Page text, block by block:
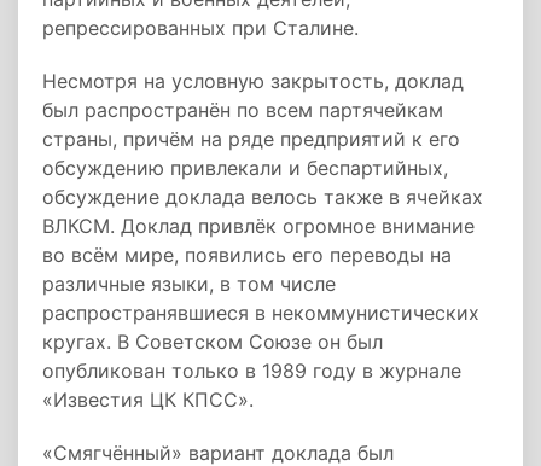
репрессированных при Сталине.
Несмотря на условную закрытость, доклад
был распространён по всем партячейкам
страны, причём на ряде предприятий к его
обсуждению привлекали и беспартийных,
обсуждение доклада велось также в ячейках
ВЛКСМ. Доклад привлёк огромное внимание
во всём мире, появились его переводы на
различные языки, в том числе
распространявшиеся в некоммунистических
кругах. В Советском Союзе он был
опубликован только в 1989 году в журнале
«Известия ЦК КПСС».
«Смягчённый» вариант доклада был